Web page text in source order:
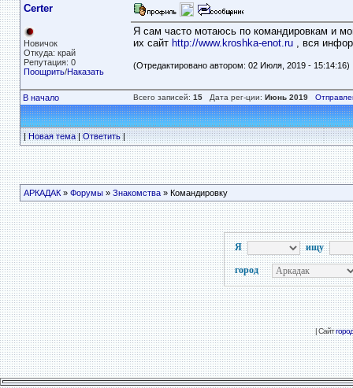
Certer
Новичок
Откуда: край
Репутация: 0
Поощрить/Наказать
Я сам часто мотаюсь по командировкам и
их сайт http://www.kroshka-enot.ru, вся
(Отредактировано автором: 02 Июля, 2019 - 15:14:16)
В начало Всего записей: 15Дата рег-ции: Июнь 2019
|Новая тема|Ответить|
АРКАДАК» Форумы» Знакомства» Командировку
Я ищу
город
| Сайт